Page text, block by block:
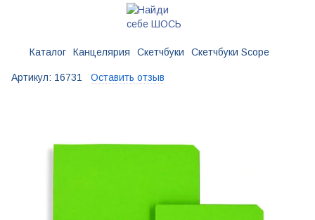
Каталог Канцелярия Скетчбуки Скетчбуки Scope
Артикул: 16731 Оставить отзыв